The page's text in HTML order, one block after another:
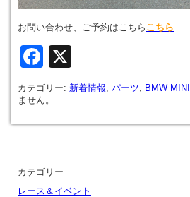
お問い合わせ、ご予約はこちら こちら
Facebook
カテゴリー: 新着情報 パーツ BMW MINI
ません。
カテゴリー
レース＆イベント